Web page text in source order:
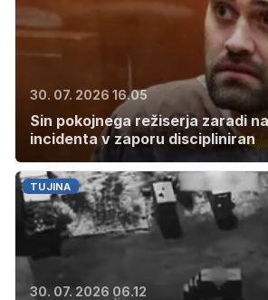
30. 07. 2026 16.05
Sin pokojnega režiserja zaradi
incidenta v zaporu discipliniran
TUJINA
30. 07. 2026 06.12